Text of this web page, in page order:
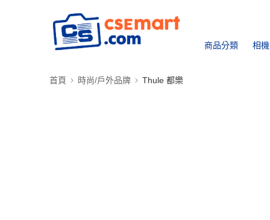
商品分類 相
首頁 時尚/戶外品牌 Thule 都樂